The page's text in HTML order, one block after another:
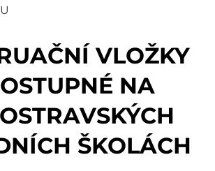
VLOŽKY
NA
ŠKOLÁCH